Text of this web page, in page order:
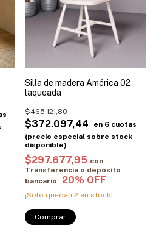
Silla de madera América 02
laqueada
$372.097,44
$465.121,80
$297.677,95 con
Transferencia o depósito
bancario
¡Solo quedan 2 en stock!
Comprar